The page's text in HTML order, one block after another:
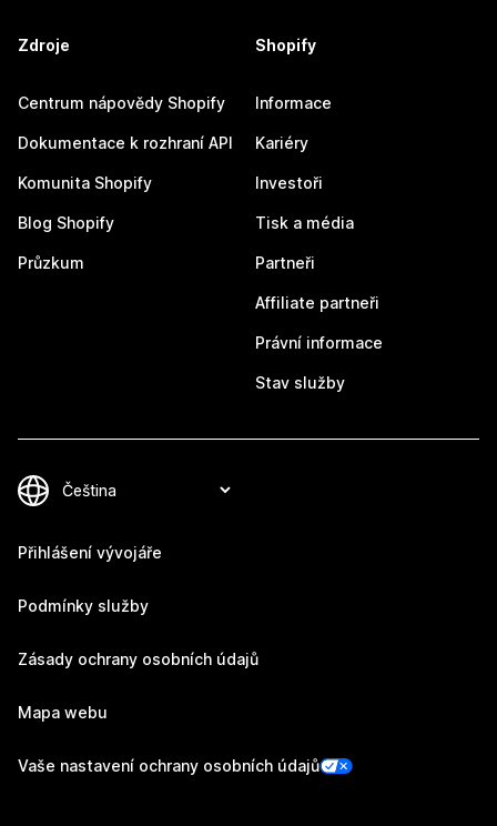
Zdroje
Centrum nápovědy Shopify
Dokumentace k rozhraní API
Komunita Shopify
Blog Shopify
Průzkum
Shopify
Informace
Kariéry
Investoři
Tisk a média
Partneři
Affiliate partneři
Právní informace
Stav služby
Přihlášení vývojáře
Podmínky služby
Zásady ochrany osobních údajů
Mapa webu
Vaše nastavení ochrany osobních údajů